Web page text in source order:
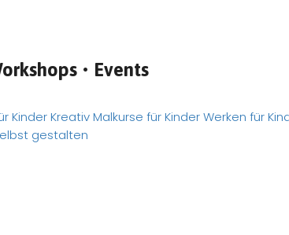
• Events
KinderKreativMalkurse für KinderWerken für